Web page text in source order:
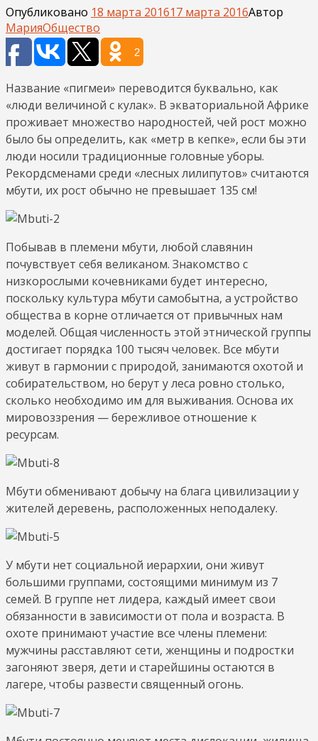
Опубликовано 18 марта 201617 марта 2016Автор
МарияОбщество
2
Название «пигмеи» переводится буквально, как
«люди величиной с кулак». В экваториальной Африке
проживает множество народностей, чей рост можно
было бы определить, как «метр в кепке», если бы эти
люди носили традиционные головные уборы.
Рекордсменами среди «лесных лилипутов» считаются
мбути, их рост обычно не превышает 135 см!
Побывав в племени мбути, любой славянин
почувствует себя великаном. Знакомство с
низкорослыми кочевниками будет интересно,
поскольку культура мбути самобытна, а устройство
общества в корне отличается от привычных нам
моделей. Общая численность этой этнической группы
достигает порядка 100 тысяч человек. Все мбути
живут в гармонии с природой, занимаются охотой и
собирательством, но берут у леса ровно столько,
сколько необходимо им для выживания. Основа их
мировоззрения — бережливое отношение к
ресурсам.
Мбути обменивают добычу на блага цивилизации у
жителей деревень, расположенных неподалеку.
У мбути нет социальной иерархии, они живут
большими группами, состоящими минимум из 7
семей. В группе нет лидера, каждый имеет свои
обязанности в зависимости от пола и возраста. В
охоте принимают участие все члены племени:
мужчины расставляют сети, женщины и подростки
загоняют зверя, дети и старейшины остаются в
лагере, чтобы развести священный огонь.